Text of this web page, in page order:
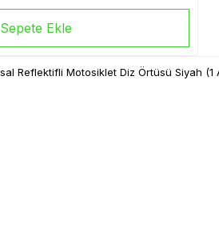
Sepete Ekle